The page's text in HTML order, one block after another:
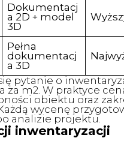
Dokumentacj
a 2D + model
3D
Pełna
dokumentacj
a 3D
pytanie o
za m2. W praktyce
obiektu oraz
wycenę
analizie projektu.
inwentaryzacji